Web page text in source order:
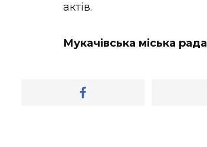
актів.
Мукачівська міська рада